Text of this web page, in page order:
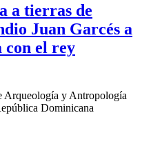
a tierras de
Juan Garcés a
con el rey
Arqueología y Antropología
Dominicana